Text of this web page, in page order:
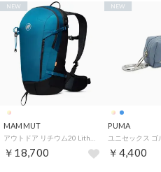
MAMMUT
￥18,700
NEW
PUMA
￥4,400
NEW